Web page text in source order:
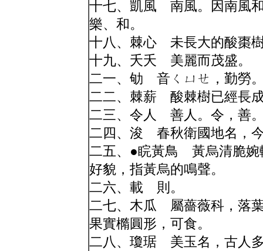
十七、凱風 南風。因南風
樂、和。
十八、棘心 未長大的酸棗
十九、夭夭 美麗而茂盛。
二一、劬 音ㄑㄩㄝ，勤勞
二二、棘薪 酸棘樹已經長
二三、令人 善人。令，善
二四、浚 春秋衛國地名，
二五、●睆黃鳥 黃烏清脆
好貌，指黃烏的鳴聲。
二六、載 則。
二七、木瓜 屬薔薇科，落
果實橢圓形，可食。
二八、瓊琚 美玉名，古人